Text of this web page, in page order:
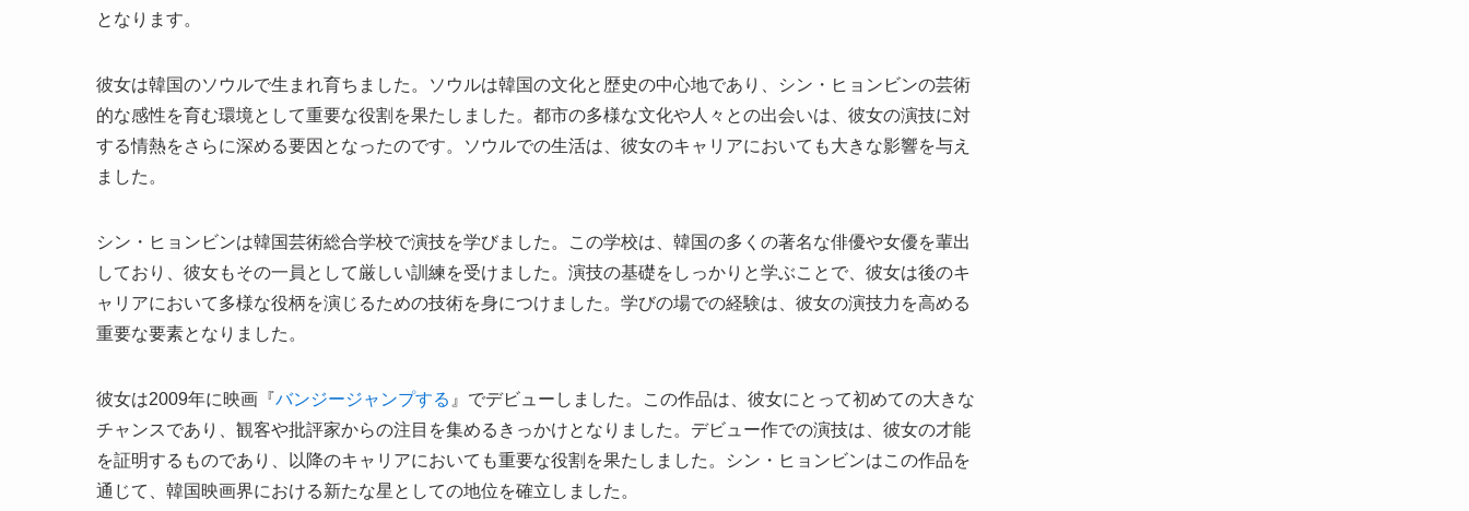
となります。
彼女は韓国のソウルで生まれ育ちました。ソウルは韓国の文化と歴史の中心地であり、シン・ヒョンビンの芸術
的な感性を育む環境として重要な役割を果たしました。都市の多様な文化や人々との出会いは、彼女の演技に対
する情熱をさらに深める要因となったのです。ソウルでの生活は、彼女のキャリアにおいても大きな影響を与え
ました。
シン・ヒョンビンは韓国芸術総合学校で演技を学びました。この学校は、韓国の多くの著名な俳優や女優を輩出
しており、彼女もその一員として厳しい訓練を受けました。演技の基礎をしっかりと学ぶことで、彼女は後のキ
ャリアにおいて多様な役柄を演じるための技術を身につけました。学びの場での経験は、彼女の演技力を高める
重要な要素となりました。
彼女は2009年に映画『バンジージャンプする 』でデビューしました。この作品は、彼女にとって初めての大きな
チャンスであり、観客や批評家からの注目を集めるきっかけとなりました。デビュー作での演技は、彼女の才能
を証明するものであり、以降のキャリアにおいても重要な役割を果たしました。シン・ヒョンビンはこの作品を
通じて、韓国映画界における新たな星としての地位を確立しました。